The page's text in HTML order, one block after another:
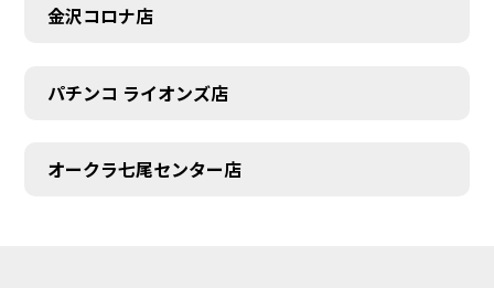
金沢コロナ店
パチンコ ライオンズ店
オークラ七尾センター店